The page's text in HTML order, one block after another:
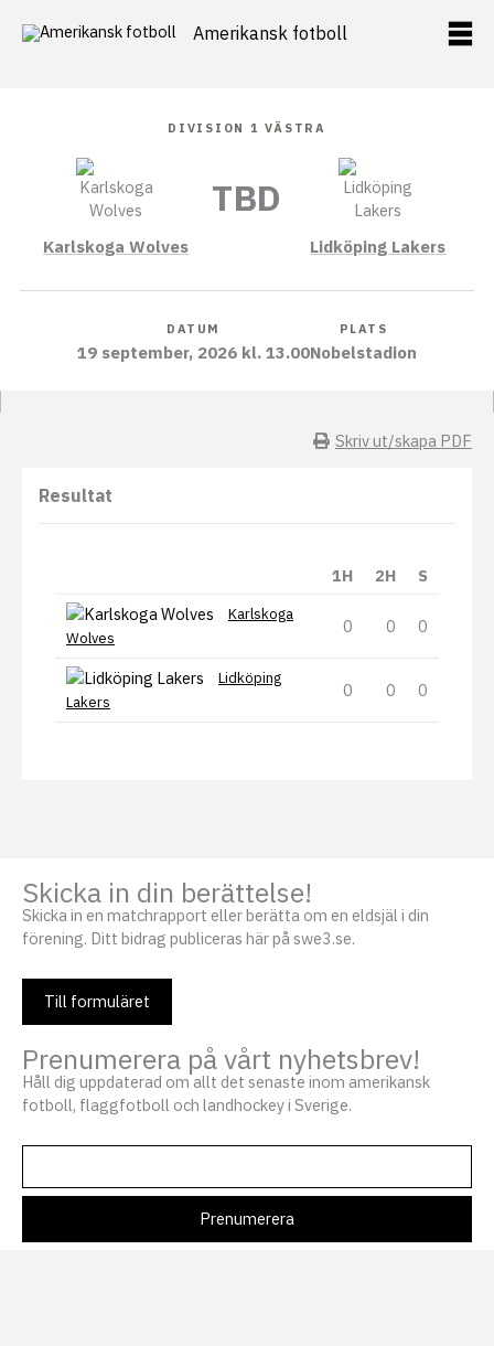
Amerikansk fotboll
DIVISION 1 VÄSTRA
Karlskoga Wolves
TBD
Lidköping Lakers
DATUM
19 september, 2026 kl. 13.00
PLATS
Nobelstadion
Skriv ut/skapa PDF
Resultat
1H 2H S
Karlskoga
Wolves
0 0 0
Lidköping
Lakers
0 0 0
Skicka in din berättelse!
Skicka in en matchrapport eller berätta om en eldsjäl i din
förening. Ditt bidrag publiceras här på swe3.se.
Till formuläret
Prenumerera på vårt nyhetsbrev!
Håll dig uppdaterad om allt det senaste inom amerikansk
fotboll, flaggfotboll och landhockey i Sverige.